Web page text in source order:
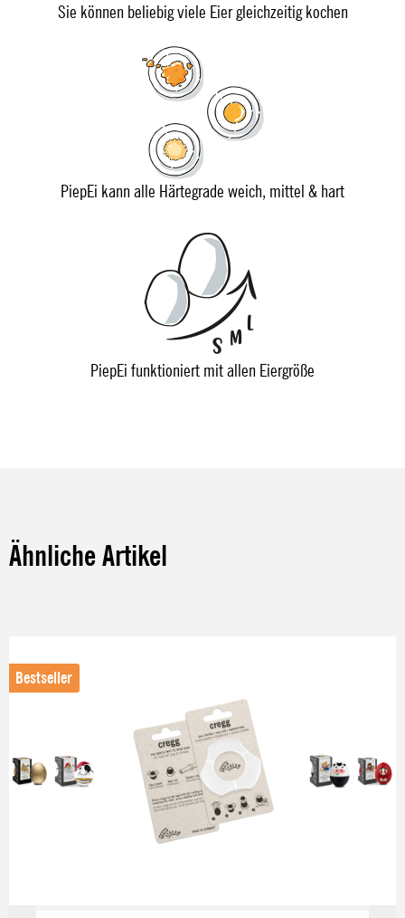
Sie können beliebig viele Eier gleichzeitig kochen
PiepEi kann alle Härtegrade weich, mittel & hart
PiepEi funktioniert mit allen Eiergröße
Ähnliche Artikel
Bestseller